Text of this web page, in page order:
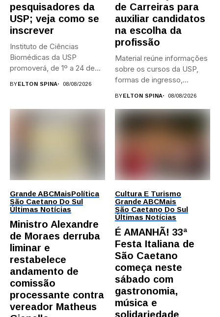
pesquisadores da
USP; veja como se
inscrever
Instituto de Ciências
Biomédicas da USP
promoverá, de 1º a 24 de...
BYELTON SPINA 08/08/2026
de Carreiras para
auxiliar candidatos
na escolha da
profissão
Material reúne informações
sobre os cursos da USP,
formas de ingresso,
BYELTON SPINA 08/08/2026
Grande ABCMaisPolítica
São Caetano Do Sul
Últimas Notícias
Ministro Alexandre
de Moraes derruba
liminar e
restabelece
andamento de
comissão
processante contra
vereador Matheus
Cultura E Turismo
Grande ABCMais
São Caetano Do Sul
Últimas Notícias
É AMANHÃ! 33ª
Festa Italiana de
São Caetano
começa neste
sábado com
gastronomia,
música e
solidariedade